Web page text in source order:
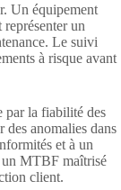
Un équipement
un
Le suivi
à risque avant
par la fiabilité des
des anomalies dans
et à un
un MTBF maîtrisé
client.